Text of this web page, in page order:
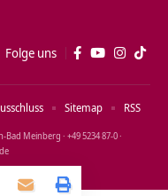
Folge uns
Meinberg · +49 5234 87‑0 ·
Sitemap RSS